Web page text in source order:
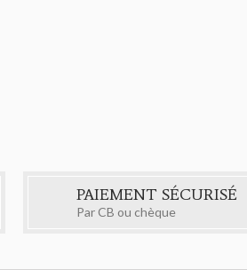
PAIEMENT SÉCURISÉ
Par CB ou chèque